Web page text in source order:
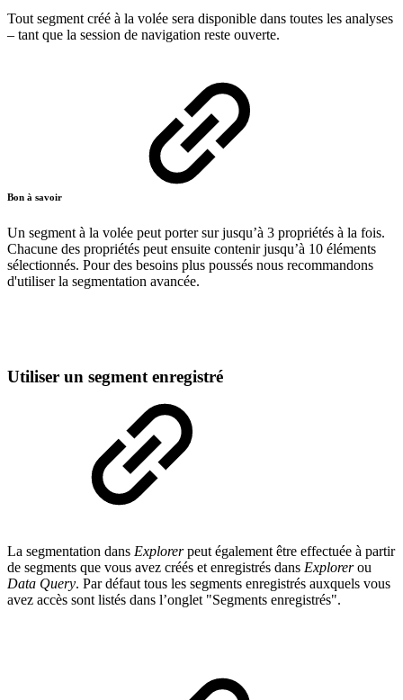
Tout segment créé à la volée sera disponible dans toutes les analyses
– tant que la session de navigation reste ouverte.
Bon à savoir
Un segment à la volée peut porter sur jusqu’à 3 propriétés à la fois.
Chacune des propriétés peut ensuite contenir jusqu’à 10 éléments
sélectionnés. Pour des besoins plus poussés nous recommandons
d'utiliser la segmentation avancée.
Utiliser un segment enregistré
La segmentation dans Explorerpeut également être effectuée à partir
de segments que vous avez créés et enregistrés dans Explorerou
Data Query. Par défaut tous les segments enregistrés auxquels vous
avez accès sont listés dans l’onglet "Segments enregistrés".